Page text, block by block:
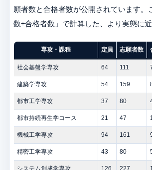
願者数と合格者数が公開されています。
数÷合格者数」で計算した、より実態に近
専攻・課程 定員 志願者数
社会基盤学専攻 64 111
建築学専攻 54 159
都市工学専攻 37 80
都市持続再生学コース 21 47
機械工学専攻 94 161
精密工学専攻 43 80